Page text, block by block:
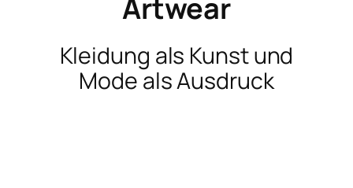
Artwear
Kleidung als Kunst und
Mode als Ausdruck